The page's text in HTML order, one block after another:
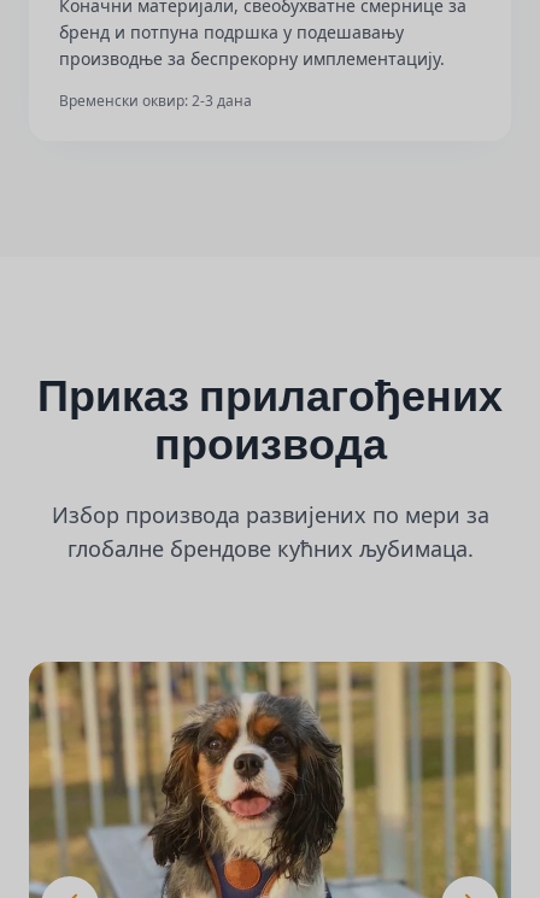
Коначни материјали, свеобухватне смернице за
бренд и потпуна подршка у подешавању
производње за беспрекорну имплементацију.
Временски оквир: 2-3 дана
Приказ прилагођених
производа
Избор производа развијених по мери за
глобалне брендове кућних љубимаца.